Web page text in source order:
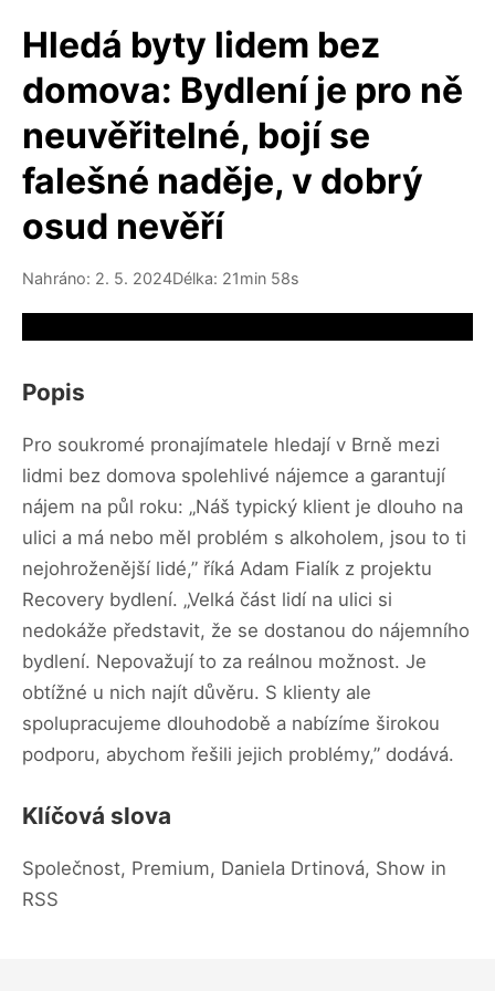
Hledá byty lidem bez
domova: Bydlení je pro ně
neuvěřitelné, bojí se
falešné naděje, v dobrý
osud nevěří
Nahráno: 2. 5. 2024Délka: 21min 58s
Popis
Pro soukromé pronajímatele hledají v Brně mezi
lidmi bez domova spolehlivé nájemce a garantují
nájem na půl roku: „Náš typický klient je dlouho na
ulici a má nebo měl problém s alkoholem, jsou to ti
nejohroženější lidé,” říká Adam Fialík z projektu
Recovery bydlení. „Velká část lidí na ulici si
nedokáže představit, že se dostanou do nájemního
bydlení. Nepovažují to za reálnou možnost. Je
obtížné u nich najít důvěru. S klienty ale
spolupracujeme dlouhodobě a nabízíme širokou
podporu, abychom řešili jejich problémy,” dodává.
Klíčová slova
Společnost, Premium, Daniela Drtinová, Show in
RSS